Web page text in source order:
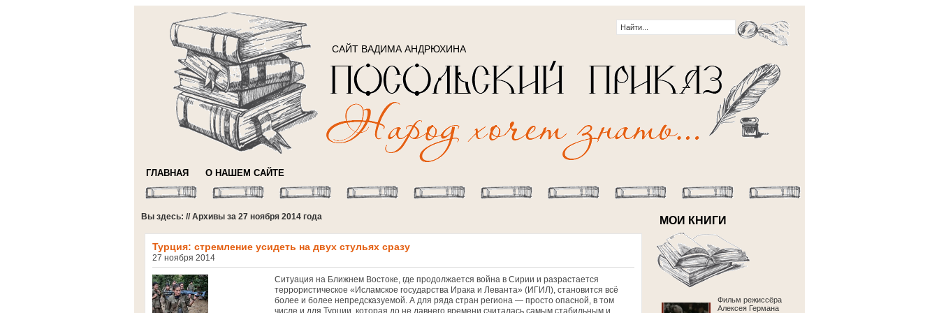
САЙТ ВАДИМА АНДРЮХИНА
ГЛАВНАЯ О НАШЕМ САЙТЕ
Вы здесь: // Архивы за 27 ноября 2014 года
Турция: стремление усидеть на двух стульях сразу
27 ноября 2014
Ситуация на Ближнем Востоке, где продолжается война в Сирии и разрастается
террористическое «Исламское государства Ирака и Леванта» (ИГИЛ), становится всё
более и более непредсказуемой. А для ряда стран региона — просто опасной, в том
числе и для Турции, которая до не давнего времени считалась самым стабильным и
МОИ КНИГИ
Фильм режиссёра
Алексея Германа